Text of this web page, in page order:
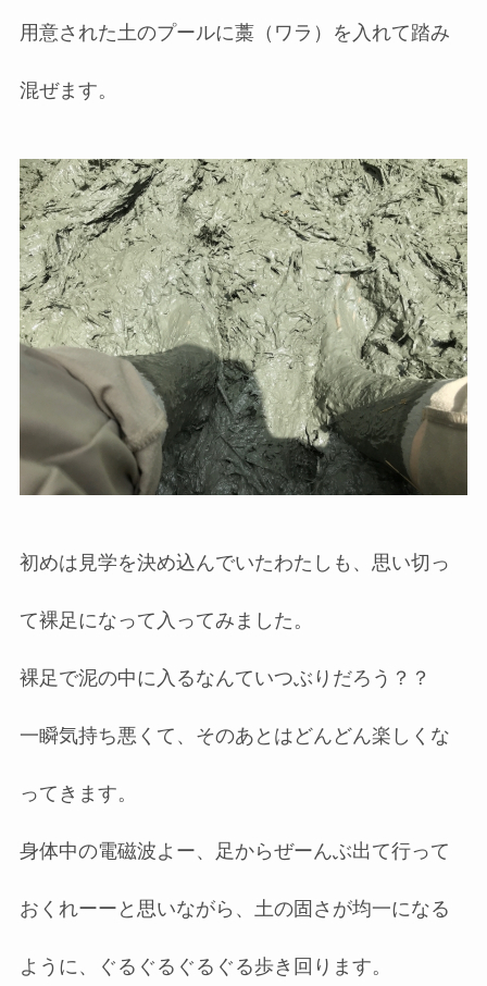
用意された土のプールに藁（ワラ）を入れて踏み
混ぜます。
初めは見学を決め込んでいたわたしも、思い切っ
て裸足になって入ってみました。
裸足で泥の中に入るなんていつぶりだろう？？
一瞬気持ち悪くて、そのあとはどんどん楽しくな
ってきます。
身体中の電磁波よー、足からぜーんぶ出て行って
おくれーーと思いながら、土の固さが均一になる
ように、ぐるぐるぐるぐる歩き回ります。